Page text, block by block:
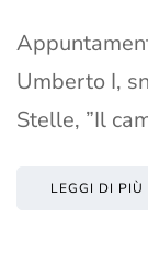
Umberto I,
Stelle, ”Il
LEGGI DI PIÙ